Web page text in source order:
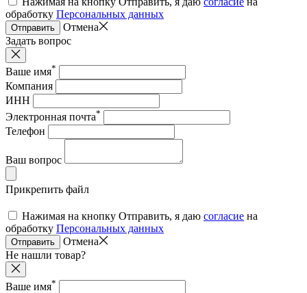
обработку Персональных данных
Отправить
Отмена
Задать вопрос
Ваше имя*
Компания
ИНН
Электронная почта*
Телефон
Ваш вопрос
Прикрепить файл
Нажимая на кнопку Отправить, я даю согласие на
обработку Персональных данных
Отправить
Отмена
Не нашли товар?
Ваше имя*